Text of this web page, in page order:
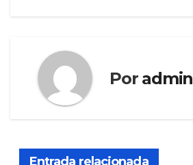
Por admin
Entrada relacionada